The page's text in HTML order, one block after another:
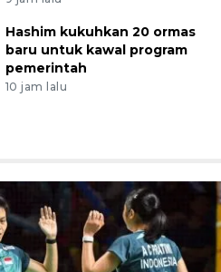
Hashim kukuhkan 20 ormas
baru untuk kawal program
pemerintah
10 jam lalu